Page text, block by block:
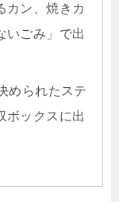
カン、焼きカ
いごみ」で出
められたステ
ボックスに出